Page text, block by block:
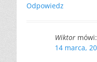
Odpowiedz
Wiktor mówi:
14 marca,